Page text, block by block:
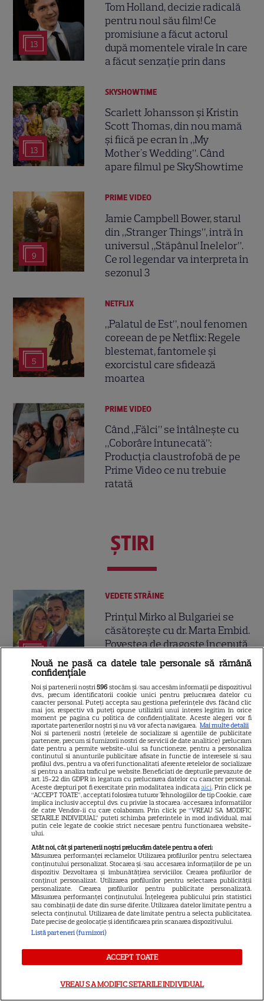
13
Tom Holland, decizie radicală
pentru noul său film! Ce
promisiune a făcut actorul
după momentele virale în care
a făcut senzație prin dans
13
SKYSHOWTIME
Scarlett Johansson și Kristin
Scott Thomas, din nou mamă
și fiică pe ecran în „My
Mother's Wedding”. Când
apare filmul pe SkyShowtime
9
PRIME VIDEO
Jamie Campbell Bower, starul
din „Stranger Things”, intră în
universul „Stăpânul Inelelor”.
Ce rol legendar va interpreta în
sezonul 3
5
NETFLIX
„Palatul de Est”, noul fenomen
coreean de pe Netflix: Regele
blestemat, fantomele și
exorcistul care sfidează
moartea
PRIME VIDEO
Când „Fălci” se întâlnește cu
„Coborâre întunecată”:
Producția claustrofobă de pe
Prime Video ce nu trebuie
ratată
ŞTIRI
VEDETE STRĂINE
Prințul Mirko al Bulgariei se
căsătorește cu dr. Marta Embid.
Povestea de dragoste începută
într-un spital din Madrid
4
TELEVIZIUNE
Trei cupluri revin la „Insula
Iubirii – Reuniuni”. Ce se
întâmplă când se întâlnesc din
nou cu Radu Vâlcan
Exclusiv
17
VEDETE ROMÂNEŞTI
Laura Cosoi și-a ținut
promisiunea. Povestea
care a respectat-o pentru
toate cele cinci fiice. EXCLUSIV
VEDETE ROMÂNEŞTI
Laura Cosoi a devenit mamă
pentru a cincea oară. Prima
povestea numelui ales. „Nu mă
Nouă ne pasă ca datele tale personale să rămână
confidențiale
Noi și partenerii noștri596 stocăm și/sau accesăm informații pe dispozitivul
dvs., precum identificatorii cookie unici pentru prelucrarea datelor cu
caracter personal. Puteți accepta sau gestiona preferințele dvs. făcând clic
mai jos, respectiv vă puteți opune utilizării unui interes legitim în orice
moment pe pagina cu politica de confidențialitate. Aceste alegeri vor fi
raportate partenerilor noștri și nu vă vor afecta navigarea. Mai multe detalii
Noi si partenerii nostri (retelele de socializare si agentiile de publicitate
partenere, precum si furnizorii nostri de servicii de date analitice) prelucram
date pentru a permite website-ului sa functioneze, pentru a personaliza
continutul si anunturile publicitare afisate in functie de interesele si/sau
profilul dvs., pentru a va oferi functionalitati aferente retelelor de socializare
si pentru a analiza traficul pe website. Beneficiati de drepturile prevazute de
art. 15-22 din GDPR in legatura cu prelucrarea datelor cu caracter personal.
Aceste drepturi pot fi exercitate prin modalitatea indicataaici. Prin click pe
“ACCEPT TOATE”, acceptati folosirea tuturor Tehnologiilor de tip Cookie, care
implica inclusiv acceptul dvs. cu privire la stocarea/accesarea informatiilor
de catre Vendor-ii cu care colaboram. Prin click pe “VREAU SA MODIFIC
SETARILE INDIVIDUAL” puteti schimba preferintele in mod individual, mai
putin cele legate de cookie strict necesare pentru functionarea website-
ului.
Atât noi, cât și partenerii noștri prelucrăm datele pentru a oferi:
Măsurarea performanței reclamelor. Utilizarea profilurilor pentru selectarea
conținutului personalizat. Stocarea și/sau accesarea informațiilor de pe un
dispozitiv. Dezvoltarea și îmbunătățirea serviciilor. Crearea profilurilor de
conținut personalizat. Utilizarea profilurilor pentru selectarea publicității
personalizate. Crearea profilurilor pentru publicitate personalizată.
Măsurarea performanței conținutului. Înțelegerea publicului prin statistici
sau combinații de date din surse diferite. Utilizarea datelor limitate pentru a
selecta conținutul. Utilizarea de date limitate pentru a selecta publicitatea.
Date precise de geolocație și identificarea prin scanarea dispozitivului.
Listă parteneri (furnizori)
ACCEPT TOATE
VREAU SA MODIFIC SETARILE INDIVIDUAL